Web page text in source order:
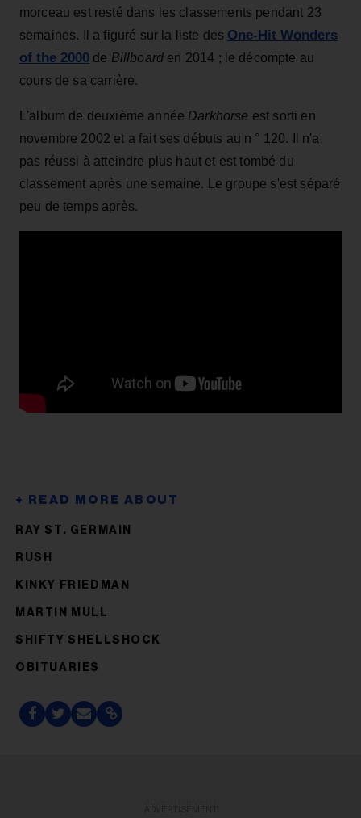
morceau est resté dans les classements pendant 23
semaines. Il a figuré sur la liste des One-Hit Wonders
of the 2000 de Billboard en 2014 ; le décompte au
cours de sa carrière.
L'album de deuxième année Darkhorse est sorti en
novembre 2002 et a fait ses débuts au n ° 120. Il n'a
pas réussi à atteindre plus haut et est tombé du
classement après une semaine. Le groupe s'est séparé
peu de temps après.
RAY ST. GERMAIN
RUSH
KINKY FRIEDMAN
MARTIN MULL
SHIFTY SHELLSHOCK
OBITUARIES